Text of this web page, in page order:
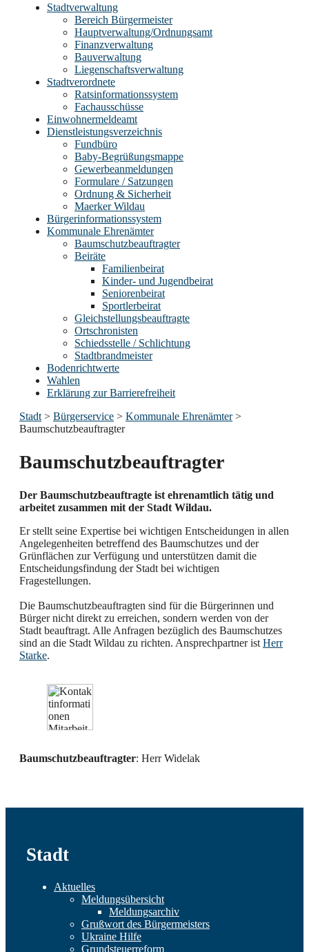
Stadtverwaltung
Bereich Bürgermeister
Hauptverwaltung/Ordnungsamt
Finanzverwaltung
Bauverwaltung
Liegenschaftsverwaltung
Stadtverordnete
Ratsinformationssystem
Fachausschüsse
Einwohnermeldeamt
Dienstleistungsverzeichnis
Fundbüro
Baby-Begrüßungsmappe
Gewerbeanmeldungen
Formulare / Satzungen
Ordnung & Sicherheit
Maerker Wildau
Bürgerinformationssystem
Kommunale Ehrenämter
Baumschutzbeauftragter
Beiräte
Familienbeirat
Kinder- und Jugendbeirat
Seniorenbeirat
Sportlerbeirat
Gleichstellungsbeauftragte
Ortschronisten
Schiedsstelle / Schlichtung
Stadtbrandmeister
Bodenrichtwerte
Wahlen
Erklärung zur Barrierefreiheit
Stadt > Bürgerservice > Kommunale Ehrenämter>
Baumschutzbeauftragter
Baumschutzbeauftragter
Der Baumschutzbeauftragte ist ehrenamtlich tätig und
arbeitet zusammen mit der Stadt Wildau.
Er stellt seine Expertise bei wichtigen Entscheidungen in allen
Angelegenheiten betreffend des Baumschutzes und der
Grünflächen zur Verfügung und unterstützen damit die
Entscheidungsfindung der Stadt bei wichtigen
Fragestellungen.
Die Baumschutzbeauftragten sind für die Bürgerinnen und
Bürger nicht direkt zu erreichen, sondern werden von der
Stadt beauftragt. Alle Anfragen bezüglich des Baumschutzes
sind an die Stadt Wildau zu richten. Ansprechpartner ist Herr
Starke.
Baumschutzbeauftragter: Herr Widelak
Stadt
Aktuelles
Meldungsübersicht
Meldungsarchiv
Grußwort des Bürgermeisters
Ukraine Hilfe
Grundsteuerreform